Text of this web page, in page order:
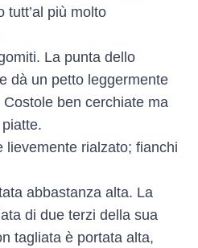
tutt’al più molto
La punta dello
dà un petto leggermente
ben cerchiate ma
lievemente rialzato; fianchi
abbastanza alta. La
di due terzi della sua
tagliata è portata alta,